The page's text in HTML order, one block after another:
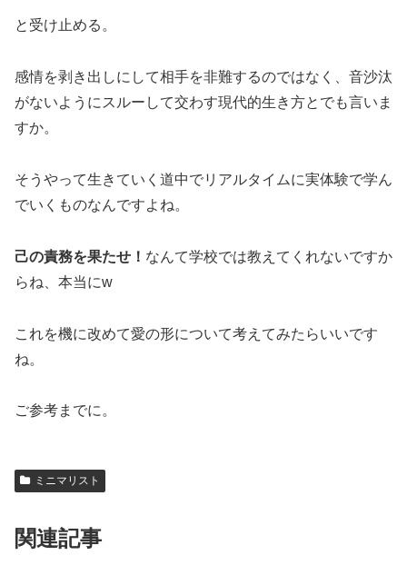
と受け止める。
感情を剥き出しにして相手を非難するのではなく、音沙汰
がないようにスルーして交わす現代的生き方とでも言いま
すか。
そうやって生きていく道中でリアルタイムに実体験で学ん
でいくものなんですよね。
己の責務を果たせ！ なんて学校では教えてくれないですか
らね、本当にw
これを機に改めて愛の形について考えてみたらいいです
ね。
ご参考までに。
ミニマリスト
関連記事